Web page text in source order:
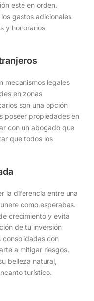
esté en orden.
gastos adicionales
y honorarios
mecanismos legales
en zonas
son una opción
poseer propiedades en
con un abogado que
que todos los
la diferencia entre una
como esperabas.
crecimiento y evita
de tu inversión
consolidadas con
a mitigar riesgos.
belleza natural,
turístico.